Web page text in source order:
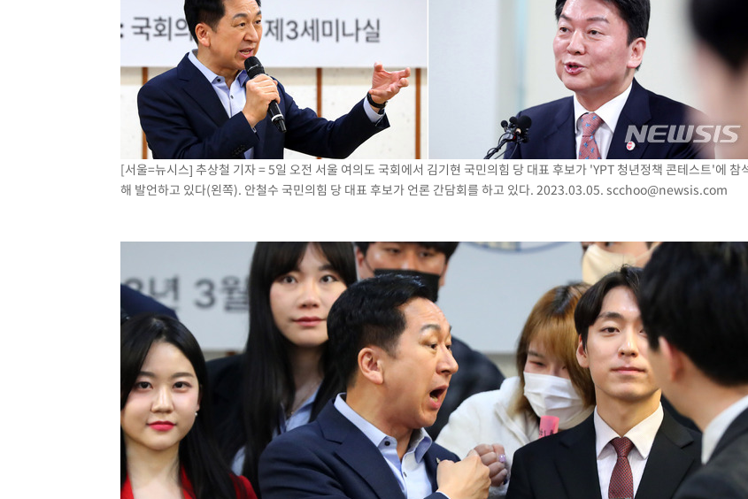
[서울=뉴시스] 추상철 기자 = 5일 오전 서울 여의도 국회에서 김기현 국민의힘 당 대표 후보가 'YPT 청년정책 콘테스트'에 참
해 발언하고 있다(왼쪽). 안철수 국민의힘 당 대표 후보가 언론 간담회를 하고 있다. 2023.03.05. scchoo@newsis.com